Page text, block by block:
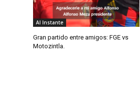
Al Instante
Gran partido entre amigos: FGE vs
Motozintla.